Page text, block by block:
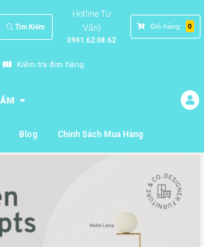
Tìm Kiếm
Hotline Tư
Vấn)
0901.62.08.62
Giỏ hàng 0
Kiểm tra đơn hàng
Blog Chính Sách Mua Hàng